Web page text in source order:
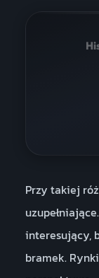
Przy takiej
interesujący,
bramek.